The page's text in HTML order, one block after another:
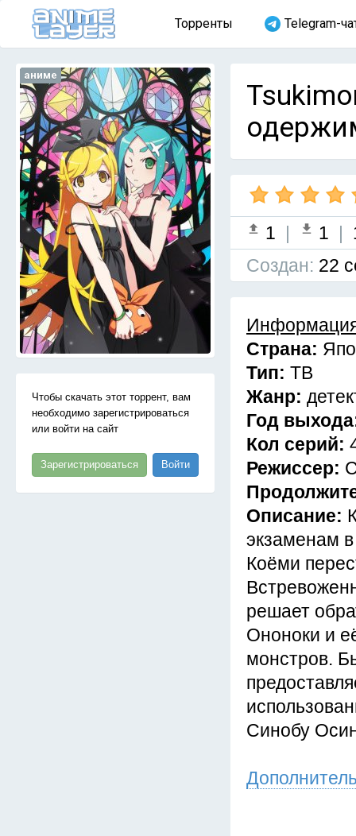
Торренты Telegram-
аниме
Чтобы скачать этот торрент, вам
необходимо зарегистрироваться
или войти на сайт
Зарегистрироваться Войти
1 | 1 |
Cоздан: 22
Страна:
Тип: ТВ
Жанр:
Год
Кол серий:
Режиссер:
Описание:
экзаменам
Коёми
решает
Ононоки и
монстров.
Синобу